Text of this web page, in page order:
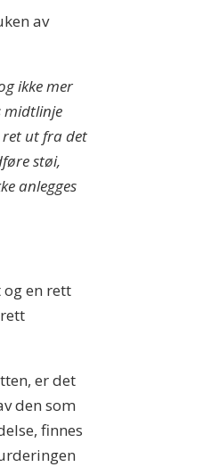
av
ikke mer
midtlinje
ret ut fra det
støi,
anlegges
en rett
er det
den som
finnes